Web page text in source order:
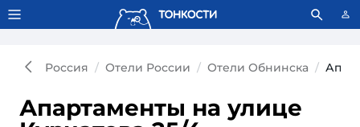
Тонкости используют сookie-файлы. Что это значит?
Россия Отели России Отели Обнинска
Апартаменты на улице